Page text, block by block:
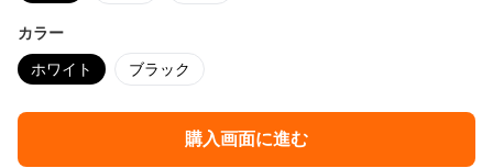
カラー
ホワイト ブラック
購入画面に進む